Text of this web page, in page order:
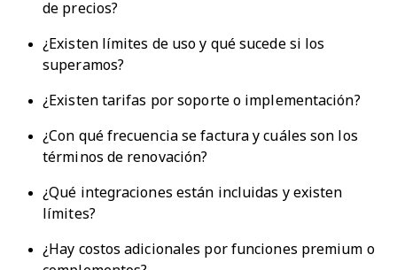
de precios?
¿Existen límites de uso y qué sucede si los
superamos?
¿Existen tarifas por soporte o implementación?
¿Con qué frecuencia se factura y cuáles son los
términos de renovación?
¿Qué integraciones están incluidas y existen
límites?
¿Hay costos adicionales por funciones premium o